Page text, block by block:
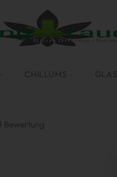
CHILLUMS
1 Bewertung